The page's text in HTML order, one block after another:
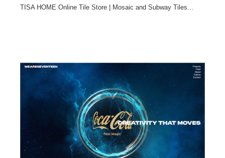
TISA HOME Online Tile Store | Mosaic and Subway Tiles...